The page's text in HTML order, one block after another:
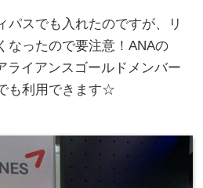
パスでも入れたのですが、リ
なったので要注意！ANAの
ライアンスゴールドメンバー
も利用できます☆